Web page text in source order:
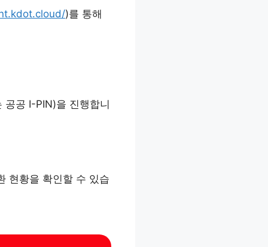
)를 통해
공공 I-PIN)을 진행합니
현황을 확인할 수 있습